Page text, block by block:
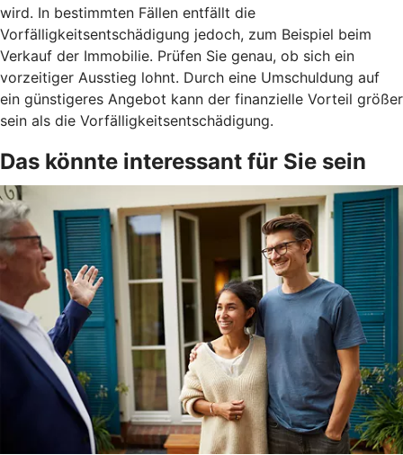
wird. In bestimmten Fällen entfällt die
Vorfälligkeitsentschädigung jedoch, zum Beispiel beim
Verkauf der Immobilie. Prüfen Sie genau, ob sich ein
vorzeitiger Ausstieg lohnt. Durch eine Umschuldung auf
ein günstigeres Angebot kann der finanzielle Vorteil größer
sein als die Vorfälligkeitsentschädigung.
Das könnte interessant für Sie sein